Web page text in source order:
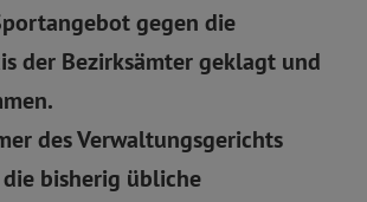
gegen die
der Bezirksämter geklagt und
des Verwaltungsgerichts
bisherig übliche